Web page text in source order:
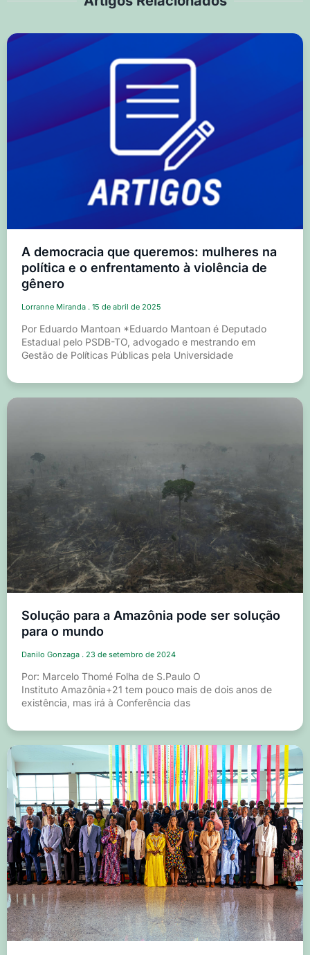
A democracia que queremos: mulheres na
política e o enfrentamento à violência de
gênero
Lorranne Miranda 15 de abril de 2025
Por Eduardo Mantoan *Eduardo Mantoan é Deputado
Estadual pelo PSDB-TO, advogado e mestrando em
Gestão de Políticas Públicas pela Universidade
Solução para a Amazônia pode ser solução
para o mundo
Danilo Gonzaga 23 de setembro de 2024
Por: Marcelo Thomé Folha de S.Paulo O
Instituto Amazônia+21 tem pouco mais de dois anos de
existência, mas irá à Conferência das